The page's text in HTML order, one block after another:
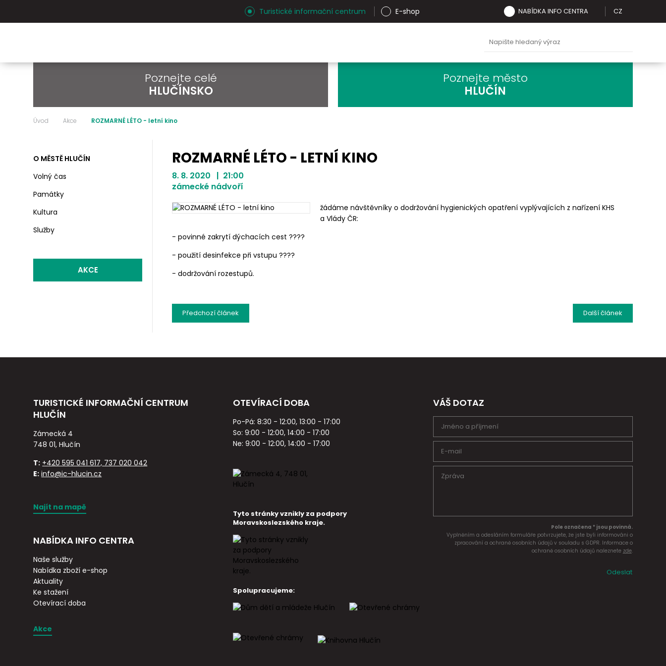
Turistické informační centrum E-shop NABÍDKA INFO CENTRA CZ
Poznejte celé
HLUČÍNSKO
Poznejte město
HLUČÍN
Úvod Akce ROZMARNÉ LÉTO - letní kino
O MĚSTĚ HLUČÍN
Volný čas
Památky
Kultura
Služby
AKCE
ROZMARNÉ LÉTO - LETNÍ KINO
8. 8. 2020 | 21:00
zámecké nádvoří
žádáme návštěvníky o dodržování hygienických opatření vyplývajících z nařízení KHS
a Vlády ČR:
- povinné zakrytí dýchacích cest ????
- použití desinfekce při vstupu ????
- dodržování rozestupů.
Dalšíčlánek
Předchozíčlánek
TURISTICKÉ INFORMAČNÍ CENTRUM
HLUČÍN
Zámecká 4
748 01, Hlučín
T: +420 595 041 617, 737 020 042
E: info@ic-hlucin.cz
Najít na mapě
NABÍDKA INFO CENTRA
Naše služby
Nabídka zboží e-shop
Aktuality
Ke stažení
Otevírací doba
Akce
OTEVÍRACÍ DOBA
Po-Pá: 8:30 - 12:00, 13:00 - 17:00
So: 9:00 - 12:00, 14:00 - 17:00
Ne: 9:00 - 12:00, 14:00 - 17:00
Tyto stránky vznikly za podpory
Moravskoslezského kraje.
Spolupracujeme:
VÁŠ DOTAZ
Pole označena * jsou povinná.
Vyplněním a odesláním formuláře potvrzujete, že jste byli informováni o
zpracování a ochraně osobních údajů v souladu s GDPR. Informace o
ochraně osobních údajů naleznete zde.
Odeslat